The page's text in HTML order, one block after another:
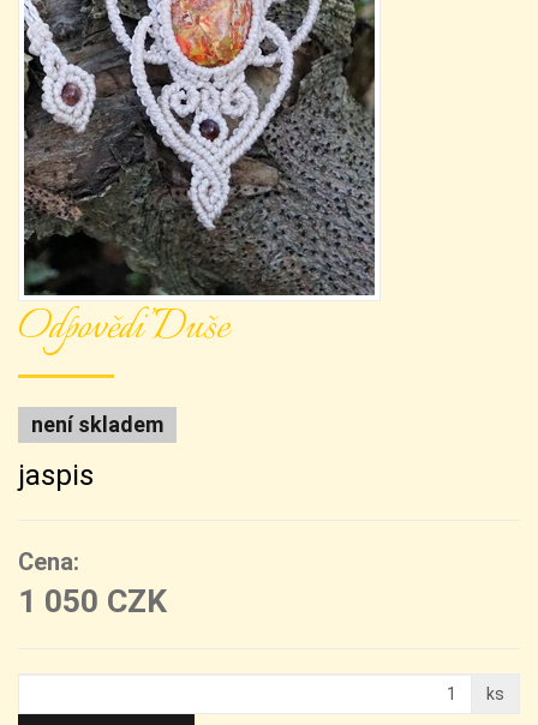
Odpověďi Duše
není skladem
jaspis
Cena:
1 050 CZK
ks